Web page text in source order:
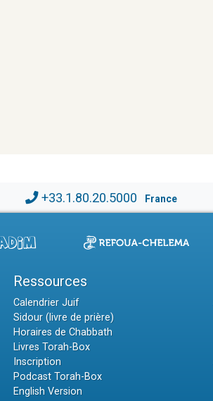
+33.1.80.20.5000 France
Ressources
Calendrier Juif
Sidour (livre de prière)
Horaires de Chabbath
Livres Torah-Box
Inscription
Podcast Torah-Box
English Version